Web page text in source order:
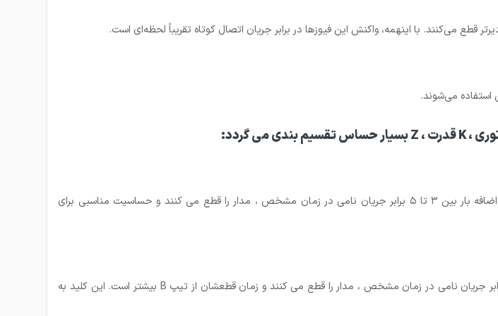
قطع می‌کنند. با اینهمه، واکنش این فیوزها در برابر جریان اتصال کوتاه تقریباً لحظه‌ای است.
استفاده می‌شوند.
کلید مینیاتوری نوع B عموما در مصارف خانگی و روشنایی کاربرد دارند. این کلیدها در جریان اضافه بار بین ۳ تا ۵ برابر جریان نامی در زمان مشخص ، مدار را قطع می کنند و حساسیت مناسبی برای
کلید مینیاتوری نوع C بیشتر کاربرد صنعتی دارند. این کلیدها در جریان اضافه بار بین ۵ تا ۱۰ برابر جریان نامی در زمان مشخص ، مدار را قطع می کنند و زمان قطعشان از تیپ B بیشتر است. این کلید به